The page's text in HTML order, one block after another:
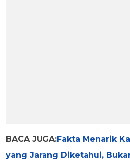
BACA JUGA:Fakta Menarik
yang Jarang Diketahui,